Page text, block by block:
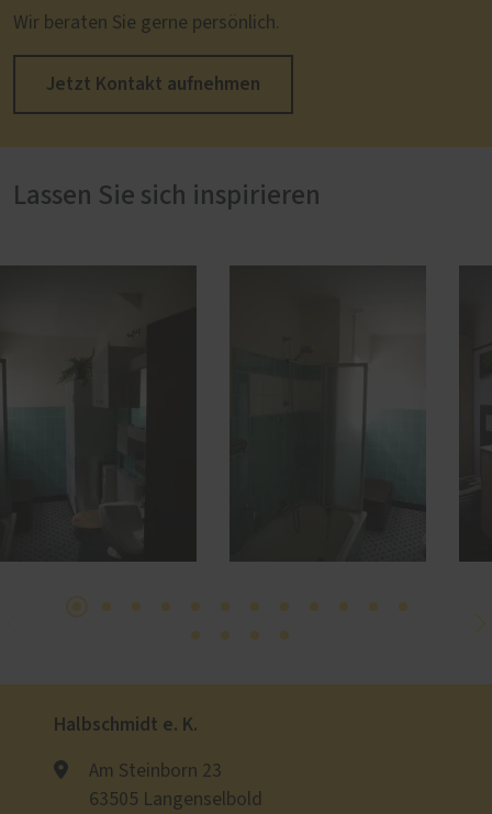
Wir beraten Sie gerne persönlich.
Jetzt Kontakt aufnehmen
Lassen Sie sich inspirieren
Halbschmidt e. K.
Am Steinborn 23
63505 Langenselbold